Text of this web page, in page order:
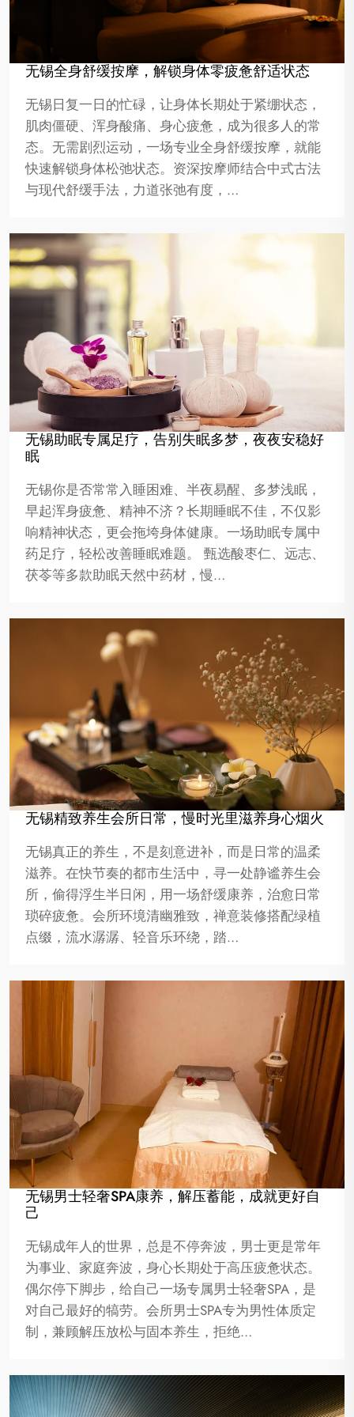
无锡全身舒缓按摩，解锁身体零疲惫舒适状态
无锡日复一日的忙碌，让身体长期处于紧绷状态，
肌肉僵硬、浑身酸痛、身心疲惫，成为很多人的常
态。无需剧烈运动，一场专业全身舒缓按摩，就能
快速解锁身体松弛状态。资深按摩师结合中式古法
与现代舒缓手法，力道张弛有度，…
无锡助眠专属足疗，告别失眠多梦，夜夜安稳好
眠
无锡你是否常常入睡困难、半夜易醒、多梦浅眠，
早起浑身疲惫、精神不济？长期睡眠不佳，不仅影
响精神状态，更会拖垮身体健康。一场助眠专属中
药足疗，轻松改善睡眠难题。 甄选酸枣仁、远志、
茯苓等多款助眠天然中药材，慢…
无锡精致养生会所日常，慢时光里滋养身心烟火
无锡真正的养生，不是刻意进补，而是日常的温柔
滋养。在快节奏的都市生活中，寻一处静谧养生会
所，偷得浮生半日闲，用一场舒缓康养，治愈日常
琐碎疲惫。会所环境清幽雅致，禅意装修搭配绿植
点缀，流水潺潺、轻音乐环绕，踏…
无锡男士轻奢SPA康养，解压蓄能，成就更好自
己
无锡成年人的世界，总是不停奔波，男士更是常年
为事业、家庭奔波，身心长期处于高压疲惫状态。
偶尔停下脚步，给自己一场专属男士轻奢SPA，是
对自己最好的犒劳。会所男士SPA专为男性体质定
制，兼顾解压放松与固本养生，拒绝…